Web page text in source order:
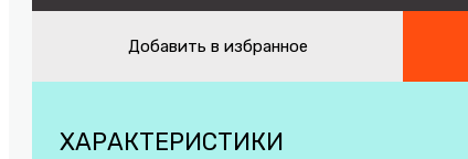
Добавить в избранное
ХАРАКТЕРИСТИКИ